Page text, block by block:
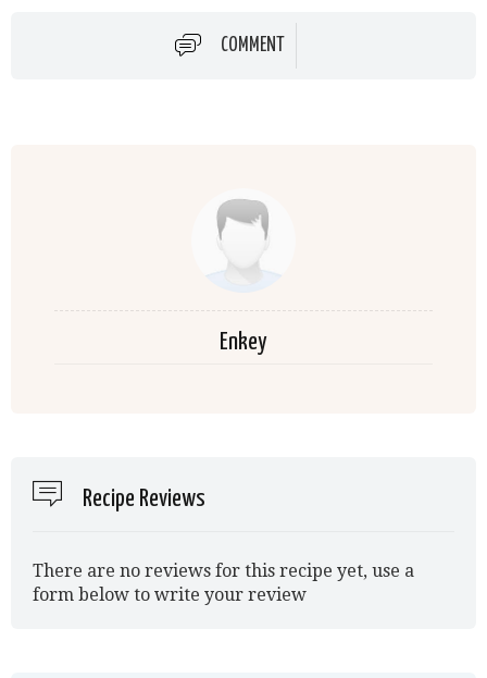
COMMENT
Enkey
Recipe Reviews
There are no reviews for this recipe yet, use a
form below to write your review